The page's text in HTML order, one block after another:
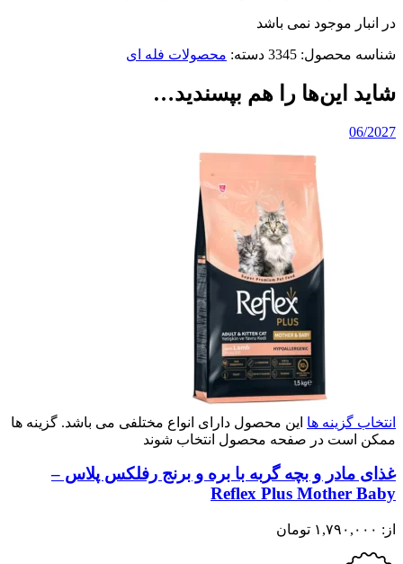
در انبار موجود نمی باشد
شناسه محصول: 3345 دسته: محصولات فله ای
شاید این‌ها را هم بپسندید…
06/2027
انتخاب گزینه ها این محصول دارای انواع مختلفی می باشد. گزینه ها
ممکن است در صفحه محصول انتخاب شوند
غذای مادر و بچه گربه با بره و برنج رفلکس پلاس –
Reflex Plus Mother Baby
از: ۱,۷۹۰,۰۰۰ تومان